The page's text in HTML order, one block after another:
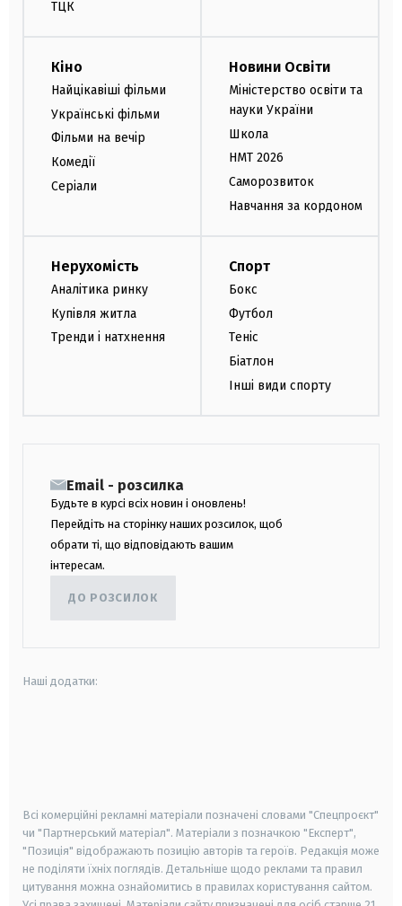
ТЦК
Кіно
Найцікавіші фільми
Українські фільми
Фільми на вечір
Комедії
Серіали
Новини Освіти
Міністерство освіти та
науки України
Школа
НМТ 2026
Саморозвиток
Навчання за кордоном
Нерухомість
Аналітика ринку
Купівля житла
Тренди і натхнення
Спорт
Бокс
Футбол
Теніс
Біатлон
Інші види спорту
Email - розсилка
Будьте в курсі всіх новин і оновлень!
Перейдіть на сторінку наших розсилок, щоб
обрати ті, що відповідають вашим
інтересам.
ДО РОЗСИЛОК
Наші додатки:
Всі комерційні рекламні матеріали позначені словами "Спецпроєкт"
чи "Партнерський матеріал". Матеріали з позначкою "Експерт",
"Позиція" відображають позицію авторів та героїв. Редакція може
не поділяти їхніх поглядів. Детальніше щодо реклами та правил
цитування можна ознайомитись в правилах користування сайтом.